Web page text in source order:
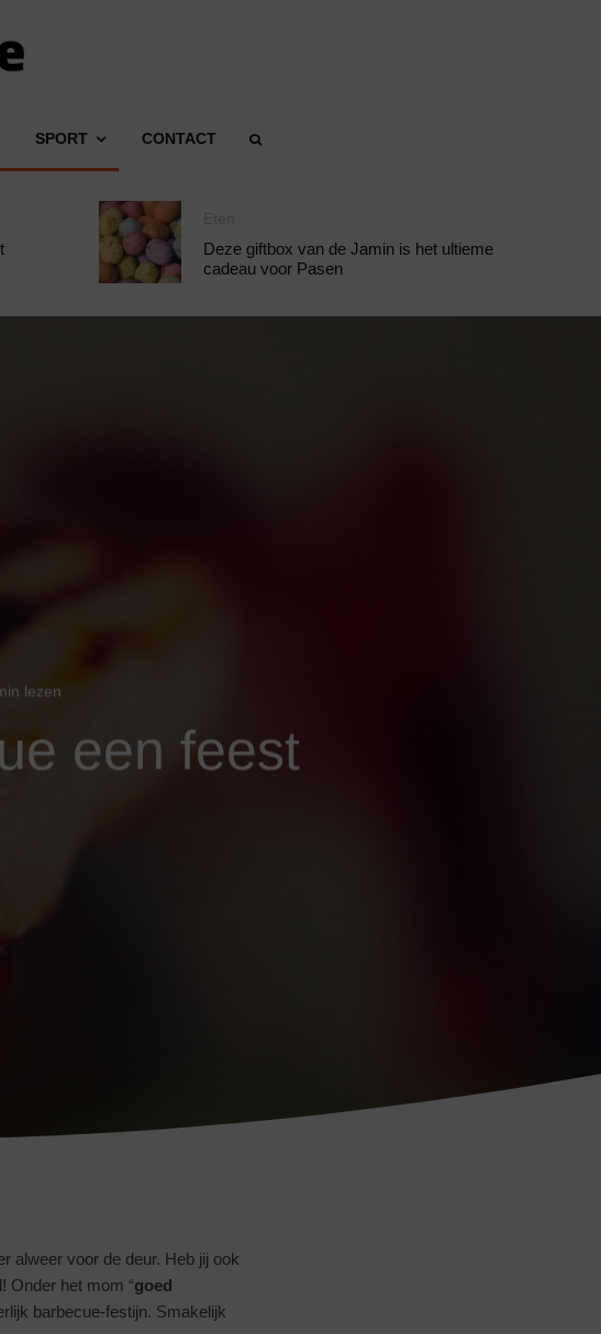
SPORT CONTACT
Deze giftbox van de Jamin is het ultieme
cadeau voor Pasen
lezen
een feest
alweer voor de deur. Heb jij ook
Onder het mom “goed
barbecue-festijn. Smakelijk